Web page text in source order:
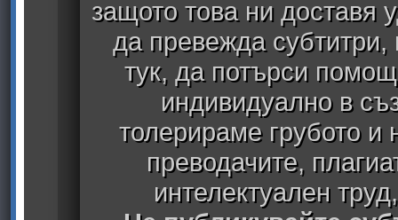
защото това ни доставя
да превежда
тук, да потърси
индивидуално в
толерираме грубото
преводачите,
интелектуален